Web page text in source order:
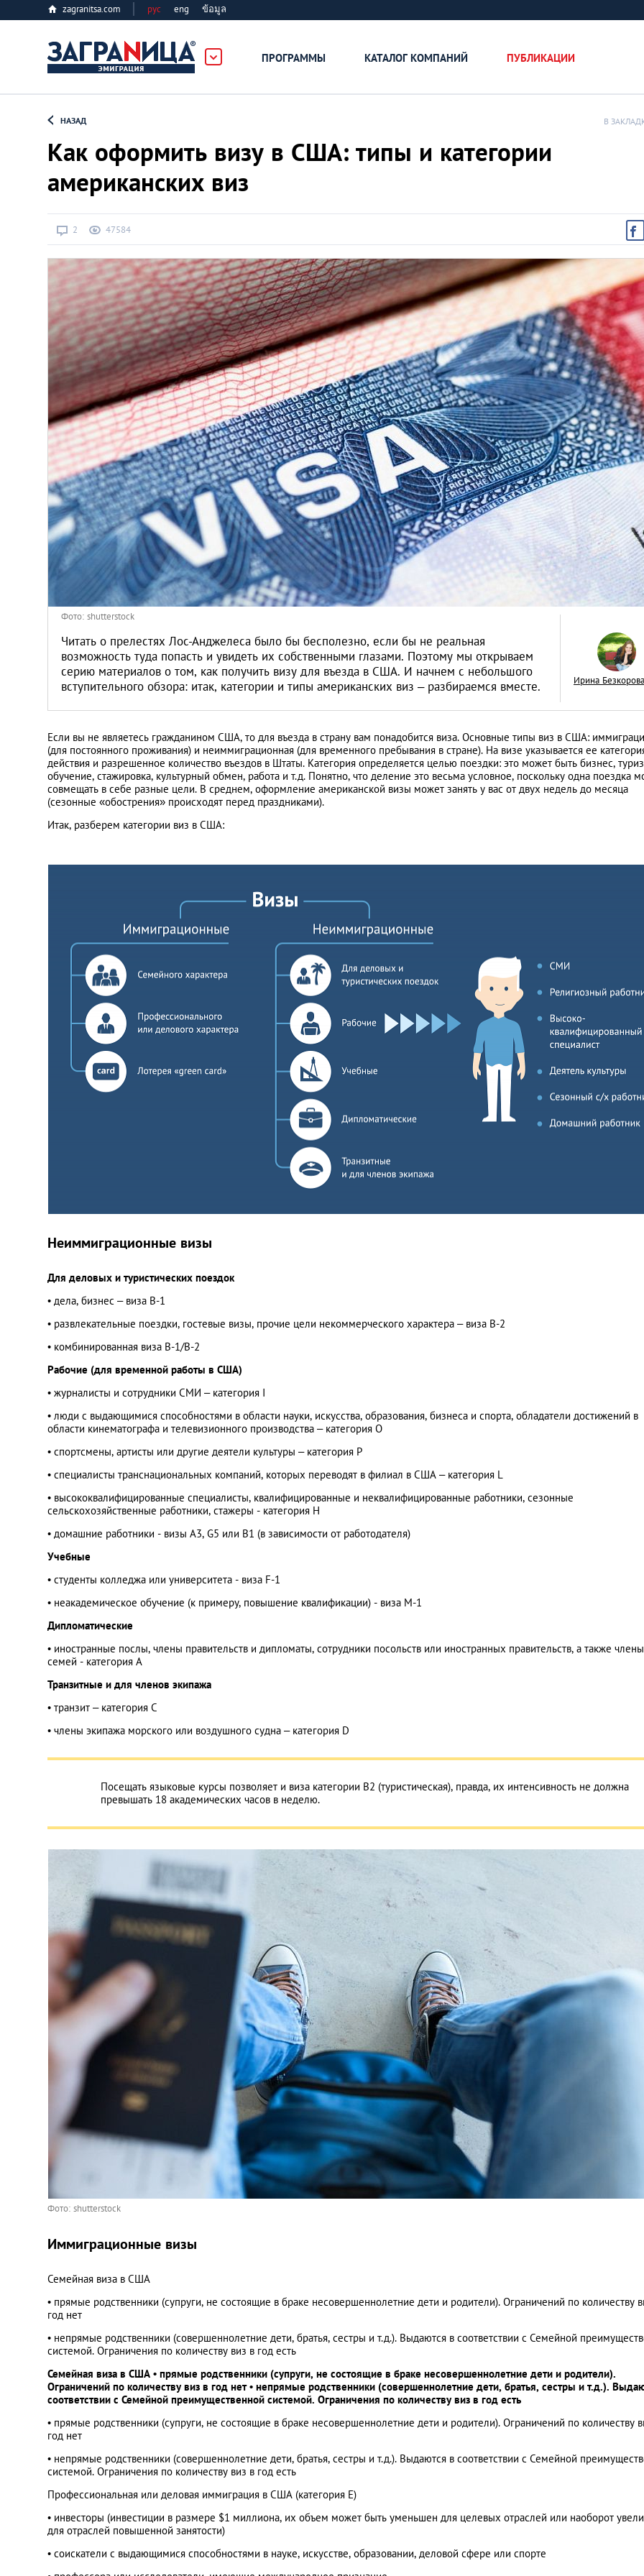
zagranitsa.com рус eng ข้อมูล
ПРОГРАММЫ КАТАЛОГ КОМПАНИЙ ПУБЛИКАЦИИ
Все страны
Великобритания
Венгрия
Германия
Греция
Испания
Казахстан
Канада
Кипр
Латвия
Литва
Мальта
Португалия
Россия
Черногория
НАЗАД В
Как оформить визу в США: типы и категории
американских виз
2 47584
Фото: shutterstock
Читать о прелестях Лос-Анджелеса было бы бесполезно, если бы не реальная
возможность туда попасть и увидеть их собственными глазами. Поэтому мы открываем
серию материалов о том, как получить визу для въезда в США. И начнем с небольшого
вступительного обзора: итак, категории и типы американских виз – разбираемся вместе.
Ирина
Если вы не являетесь гражданином США, то для въезда в страну вам понадобится виза. Основные типы виз в США:
(для постоянного проживания) и неиммиграционная (для временного пребывания в стране). На визе указывается ее
действия и разрешенное количество въездов в Штаты. Категория определяется целью поездки: это может быть бизнес,
обучение, стажировка, культурный обмен, работа и т.д. Понятно, что деление это весьма условное, поскольку одна поездка
совмещать в себе разные цели. В среднем, оформление американской визы может занять у вас от двух недель до месяца
(сезонные «обострения» происходят перед праздниками).
Итак, разберем категории виз в США:
Неиммиграционные визы
Для деловых и туристических поездок
• дела, бизнес – виза B-1
• развлекательные поездки, гостевые визы, прочие цели некоммерческого характера – виза B-2
• комбинированная виза B-1/B-2
Рабочие (для временной работы в США)
• журналисты и сотрудники СМИ – категория I
• люди с выдающимися способностями в области науки, искусства, образования, бизнеса и спорта, обладатели достижений в
области кинематографа и телевизионного производства – категория O
• спортсмены, артисты или другие деятели культуры – категория P
• специалисты транснациональных компаний, которых переводят в филиал в США – категория L
• высококвалифицированные специалисты, квалифицированные и неквалифицированные работники, сезонные
сельскохозяйственные работники, стажеры - категория H
• домашние работники - визы A3, G5 или B1 (в зависимости от работодателя)
Учебные
• студенты колледжа или университета - виза F-1
• неакадемическое обучение (к примеру, повышение квалификации) - виза М-1
Дипломатические
• иностранные послы, члены правительств и дипломаты, сотрудники посольств или иностранных правительств, а также
семей - категория А
Транзитные и для членов экипажа
• транзит – категория С
• члены экипажа морского или воздушного судна – категория D
Посещать языковые курсы позволяет и виза категории B2 (туристическая), правда, их интенсивность не должна
превышать 18 академических часов в неделю.
Фото: shutterstock
Иммиграционные визы
Семейная виза в США
• прямые родственники (супруги, не состоящие в браке несовершеннолетние дети и родители). Ограничений по количеству
год нет
• непрямые родственники (совершеннолетние дети, братья, сестры и т.д.). Выдаются в соответствии с Семейной
системой. Ограничения по количеству виз в год есть
Семейная виза в США • прямые родственники (супруги, не состоящие в браке несовершеннолетние дети и родители).
Ограничений по количеству виз в год нет • непрямые родственники (совершеннолетние дети, братья, сестры и т.д.).
соответствии с Семейной преимущественной системой. Ограничения по количеству виз в год есть
• прямые родственники (супруги, не состоящие в браке несовершеннолетние дети и родители). Ограничений по количеству
год нет
• непрямые родственники (совершеннолетние дети, братья, сестры и т.д.). Выдаются в соответствии с Семейной
системой. Ограничения по количеству виз в год есть
Профессиональная или деловая иммиграция в США (категория Е)
• инвесторы (инвестиции в размере $1 миллиона, их объем может быть уменьшен для целевых отраслей или наоборот
для отраслей повышенной занятости)
• соискатели с выдающимися способностями в науке, искусстве, образовании, деловой сфере или спорте
Как открыть
Словакии:
иностранцев
АНАЛИТИЧЕСКИЕ СТАТЬИ